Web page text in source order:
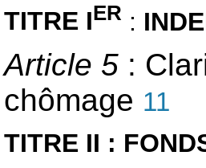
TITRE IER :
Article 5 :
chômage 11
TITRE II :